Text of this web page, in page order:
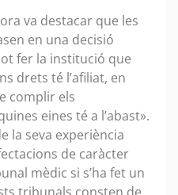
va destacar que les
en una decisió
fer la institució que
drets té l’afiliat, en
complir els
eines té a l’abast».
la seva experiència
de caràcter
mèdic si s’ha fet un
tribunals consten de